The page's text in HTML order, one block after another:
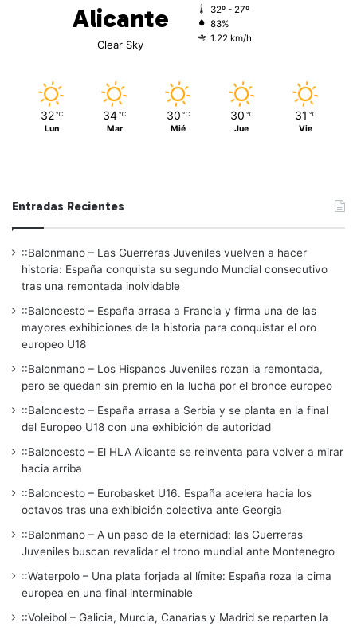
Alicante
Clear Sky
32º - 27º
83%
1.22 km/h
32 ℃
Lun
34 ℃
Mar
30 ℃
Mié
30 ℃
Jue
31 ℃
Vie
Entradas Recientes
::Balonmano – Las Guerreras Juveniles vuelven a hacer
historia: España conquista su segundo Mundial consecutivo
tras una remontada inolvidable
::Baloncesto – España arrasa a Francia y firma una de las
mayores exhibiciones de la historia para conquistar el oro
europeo U18
::Balonmano – Los Hispanos Juveniles rozan la remontada,
pero se quedan sin premio en la lucha por el bronce europeo
::Baloncesto – España arrasa a Serbia y se planta en la final
del Europeo U18 con una exhibición de autoridad
::Baloncesto – El HLA Alicante se reinventa para volver a mirar
hacia arriba
::Baloncesto – Eurobasket U16. España acelera hacia los
octavos tras una exhibición colectiva ante Georgia
::Balonmano – A un paso de la eternidad: las Guerreras
Juveniles buscan revalidar el trono mundial ante Montenegro
::Waterpolo – Una plata forjada al límite: España roza la cima
europea en una final interminable
::Voleibol – Galicia, Murcia, Canarias y Madrid se reparten la